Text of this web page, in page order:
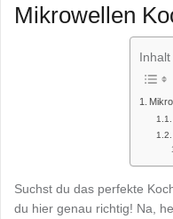
Mikrowellen
Inhalt
Suchst du das perfekte
du hier genau richtig! Na,